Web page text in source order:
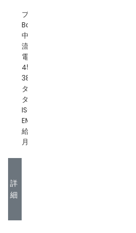
ブランド:
Banatton、原産地:
中国、位相: 三相、電
流タイプ: AC、入力
電圧: AC 240v-
450v、出力電圧:
380/400/415VAC、
タイプ: サーボ モー
ター制御、証明書:
ISO/CE/ROH、
EM/ODM: あり、供
給能力: 10000 個/
月、パッケージ: 車...
詳
細